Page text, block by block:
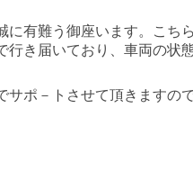
に有難う御座います。こち
行き届いており、車両の
サポ－トさせて頂きますの